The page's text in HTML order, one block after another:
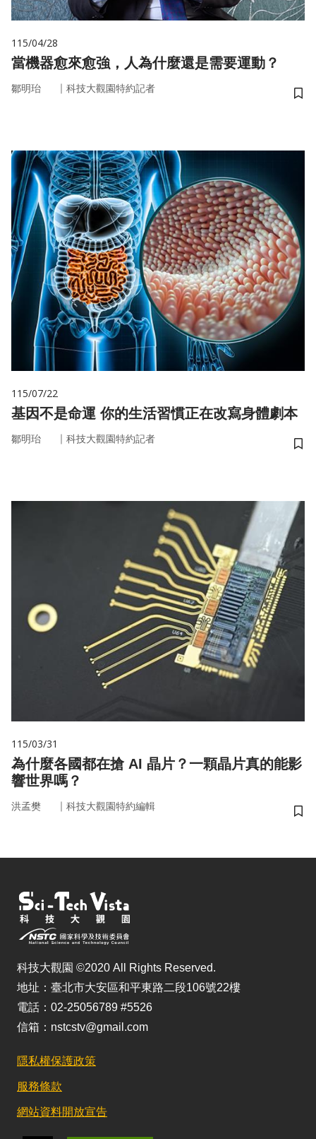
115/04/28
當機器愈來愈強，人為什麼還是需要運動？
鄒明珆 ｜ 科技大觀園特約記者
儲
115/07/22
基因不是命運 你的生活習慣正在改寫身體劇本
鄒明珆 ｜ 科技大觀園特約記者
儲
115/03/31
為什麼各國都在搶 AI 晶片？一顆晶片真的能影
響世界嗎？
洪孟樊 ｜ 科技大觀園特約編輯
儲
科技大觀園 ©2020 All Rights Reserved.
地址：臺北市大安區和平東路二段106號22樓
電話：02-25056789 #5526
信箱：nstcstv@gmail.com
隱私權保護政策
服務條款
網站資料開放宣告